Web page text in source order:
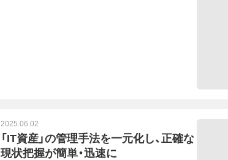
2025.06.02
「IT資産」の管理手法を一元化し、正確な
現状把握が簡単・迅速に